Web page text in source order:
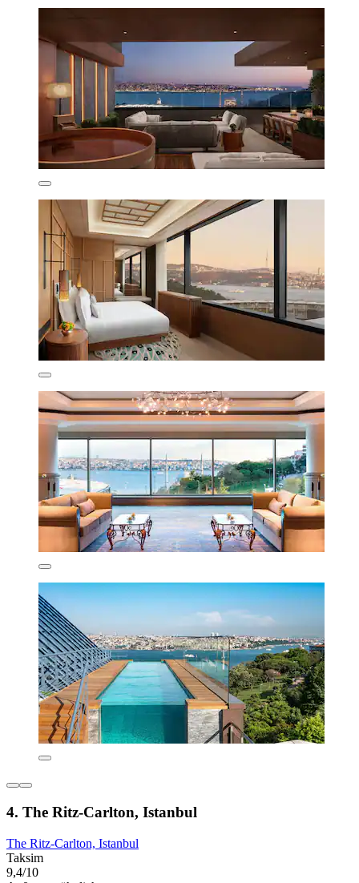
4. The Ritz-Carlton, Istanbul
The Ritz-Carlton, Istanbul
Taksim
9,4/10